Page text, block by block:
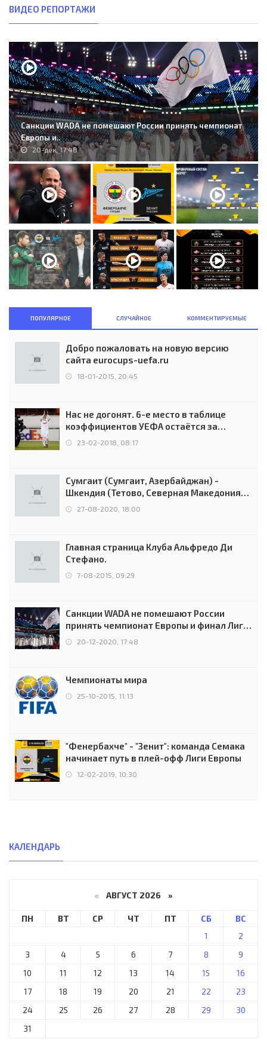
ВИДЕО РЕПОРТАЖИ
Санкции WADA не помешают России принять чемпионат
Европы и..
20-дек, 17:48
ПОПУЛЯРНОЕ СЛУЧАЙНОЕ КОММЕНТИРУЕМЫЕ
Добро пожаловать на новую версию
сайта eurocups-uefa.ru
18-01-2015, 20:45
Нас не догонят. 6-е место в таблице
коэффициентов УЕФА остаётся за
Россией
23-02-2018, 08:17
Сумгаит (Сумгаит, Азербайджан) -
Шкендия (Тетово, Северная Македония) -
0:2 (0:0)
27-08-2020, 18:00
Главная страница Клуба Альфредо Ди
Стефано.
7-08-2015, 09:29
Санкции WADA не помешают России
принять чемпионат Европы и финал Лиги
чемпионов.
20-12-2020, 17:48
Чемпионаты мира
25-10-2015, 11:13
"Фенербахче" - "Зенит": команда Семака
начинает путь в плей-офф Лиги Европы
12-02-2019, 10:30
КАЛЕНДАРЬ
« АВГУСТ 2026 »
ПН ВТ СР ЧТ ПТ СБ
ВС
1
2
3
4 5 6 7 8
9
10
11 12 13 14 15
16
17
18 19 20 21 22
23
24
25 26 27 28 29
30
31